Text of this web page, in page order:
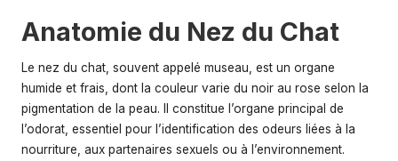
Anatomie du Nez du Chat
Le nez du chat, souvent appelé museau, est un organe
humide et frais, dont la couleur varie du noir au rose selon la
pigmentation de la peau. Il constitue l’organe principal de
l’odorat, essentiel pour l’identification des odeurs liées à la
nourriture, aux partenaires sexuels ou à l’environnement.